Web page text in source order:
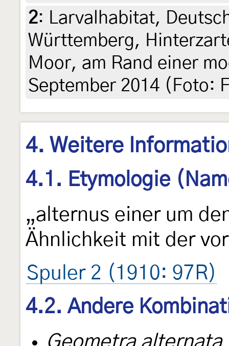
2: Larvalhabitat,
Württemberg,
Moor, am Rand einer
September 2014 (Foto:
4. Weitere
4.1. Etymologie
„alternus einer um
Ähnlichkeit mit der
Spuler 2 (1910: 97R)
4.2. Andere
Geometra alternata